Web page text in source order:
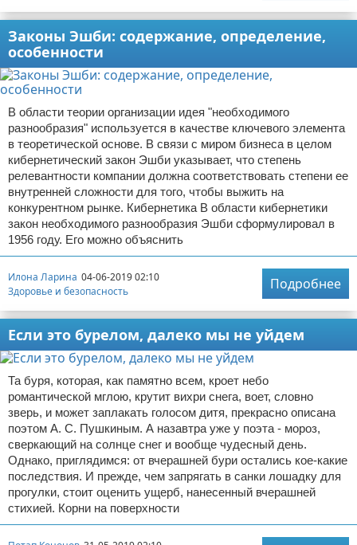
Законы Эшби: содержание, определение,
особенности
В области теории организации идея "необходимого
разнообразия" используется в качестве ключевого элемента
в теоретической основе. В связи с миром бизнеса в целом
кибернетический закон Эшби указывает, что степень
релевантности компании должна соответствовать степени ее
внутренней сложности для того, чтобы выжить на
конкурентном рынке. Кибернетика В области кибернетики
закон необходимого разнообразия Эшби сформулировал в
1956 году. Его можно объяснить
Илона Ларина 04-06-2019 02:10
Здоровье и безопасность
Подробнее
Если это бурелом, далеко мы не уйдем
Та буря, которая, как памятно всем, кроет небо
романтической мглою, крутит вихри снега, воет, словно
зверь, и может заплакать голосом дитя, прекрасно описана
поэтом А. С. Пушкиным. А назавтра уже у поэта - мороз,
сверкающий на солнце снег и вообще чудесный день.
Однако, приглядимся: от вчерашней бури остались кое-какие
последствия. И прежде, чем запрягать в санки лошадку для
прогулки, стоит оценить ущерб, нанесенный вчерашней
стихией. Корни на поверхности